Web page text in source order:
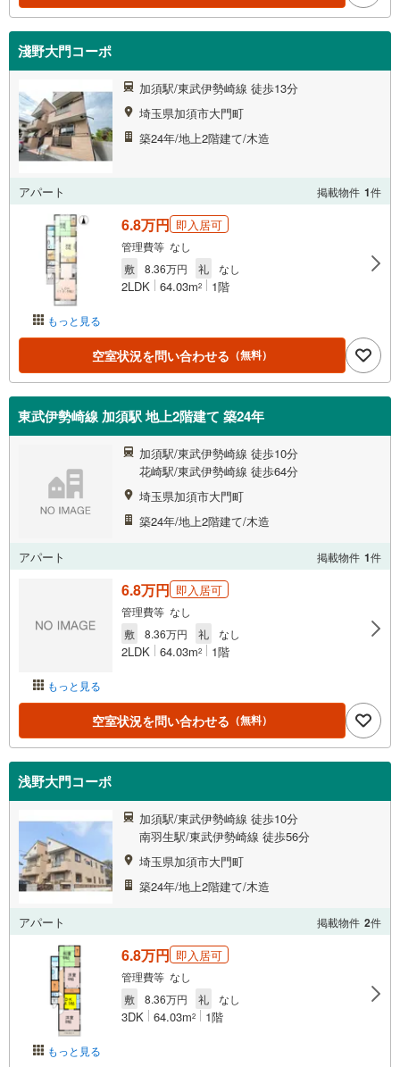
淺野大門コーポ
加須駅/東武伊勢崎線 徒歩13分
埼玉県加須市大門町
築24年/地上2階建て/木造
アパート 掲載物件 1件
もっと見る
6.8万円 即入居可
管理費等 なし
敷
8.36万円 礼 なし
2LDK 64.03m2 1階
空室状況を問い合わせる （無料）
東武伊勢崎線 加須駅 地上2階建て 築24年
加須駅/東武伊勢崎線 徒歩10分
花崎駅/東武伊勢崎線 徒歩64分
埼玉県加須市大門町
築24年/地上2階建て/木造
アパート 掲載物件 1件
もっと見る
6.8万円 即入居可
管理費等 なし
敷
8.36万円 礼 なし
2LDK 64.03m2 1階
空室状況を問い合わせる （無料）
浅野大門コーポ
加須駅/東武伊勢崎線 徒歩10分
南羽生駅/東武伊勢崎線 徒歩56分
埼玉県加須市大門町
築24年/地上2階建て/木造
アパート 掲載物件 2件
もっと見る
6.8万円 即入居可
管理費等 なし
敷
8.36万円 礼 なし
3DK 64.03m2 1階